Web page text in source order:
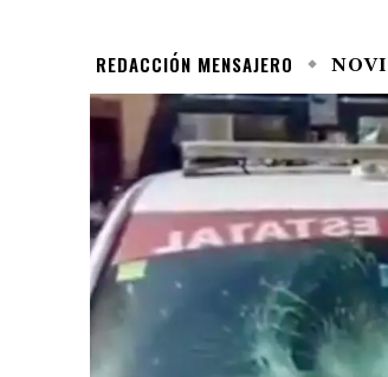
REDACCIÓN MENSAJERO